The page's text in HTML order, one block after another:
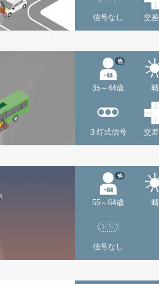
信号なし 交
35～44歳
他
晴
３灯式信号 交
55～64歳
他
晴
信号なし